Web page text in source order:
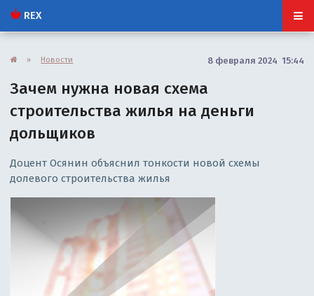
REX
» Новости 8 февраля 2024 15:44
Зачем нужна новая схема
строительства жилья на деньги
дольщиков
Доцент Осянин объяснил тонкости новой схемы
долевого строительства жилья